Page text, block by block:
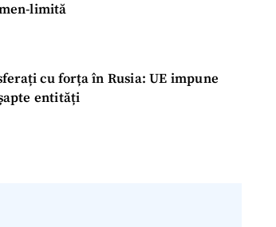
limită
cu forța în Rusia: UE impune
entități